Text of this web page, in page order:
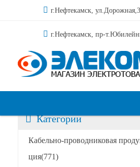
г.Нефтекамск,
г.Нефтекамск, пр-
Категории
Кабельно-проводниковая
ция(771)